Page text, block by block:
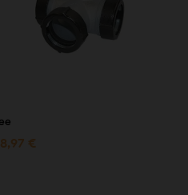
€